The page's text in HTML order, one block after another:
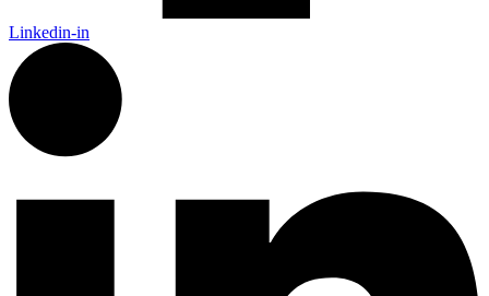
Linkedin-in